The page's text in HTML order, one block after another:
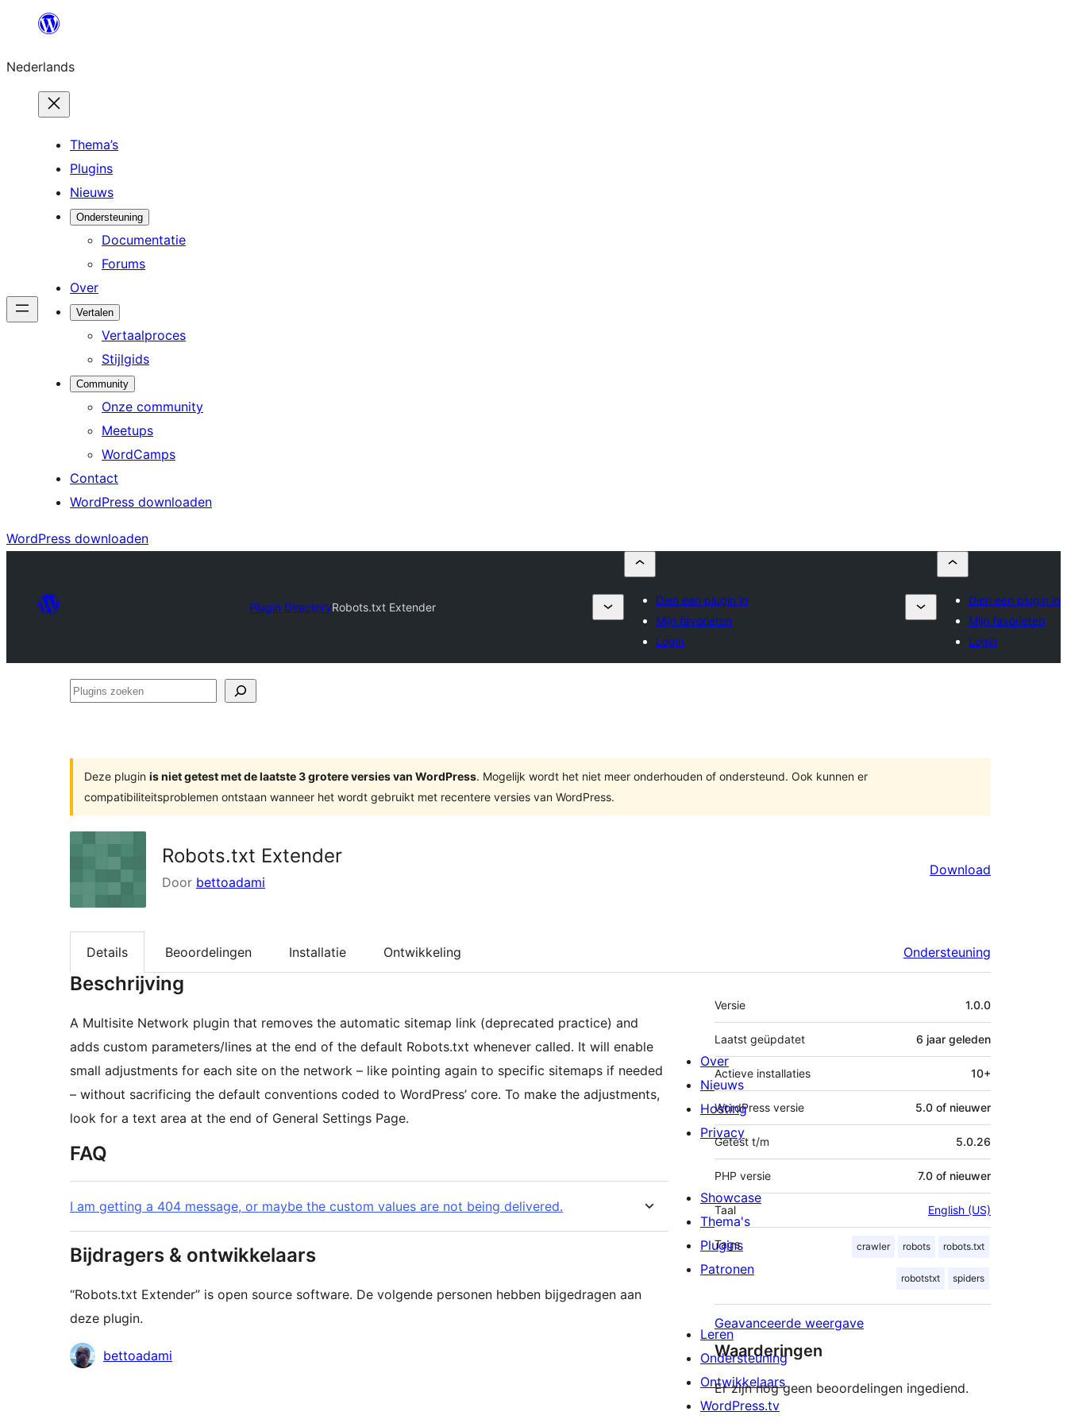
de
inhoud
Nederlands
Thema’s
Plugins
Nieuws
Ondersteuning
Documentatie
Forums
Over
Vertalen
Vertaalproces
Stijlgids
Community
Onze community
Meetups
WordCamps
Contact
WordPress downloaden
WordPress downloaden
Plugin DirectoryRobots.txt Extender
Dien een plugin in
Mijn favorieten
Login
Dien een plugin in
Mijn favorieten
Login
Plugins
Deze plugin is niet getest met de laatste 3 grotere versies van WordPress. Mogelijk wordt het niet meer onderhouden of ondersteund. Ook kunnen er
compatibiliteitsproblemen ontstaan wanneer het wordt gebruikt met recentere versies van WordPress.
Robots.txt Extender
Door bettoadami
Download
Details Beoordelingen Installatie Ontwikkeling Ondersteuning
Beschrijving
A Multisite Network plugin that removes the automatic sitemap link (deprecated practice) and
adds custom parameters/lines at the end of the default Robots.txt whenever called. It will enable
small adjustments for each site on the network – like pointing again to specific sitemaps if needed
– without sacrificing the default conventions coded to WordPress’ core. To make the adjustments,
look for a text area at the end of General Settings Page.
FAQ
I am getting a 404 message, or maybe the custom values are not being delivered.
Bijdragers & ontwikkelaars
“Robots.txt Extender” is open source software. De volgende personen hebben bijgedragen aan
deze plugin.
Bijdragersbettoadami
Meta
Versie 1.0.0
Laatst geüpdatet 6 jaar geleden
Actieve installaties 10+
WordPress versie 5.0 of nieuwer
Getest t/m 5.0.26
PHP versie 7.0 of nieuwer
Taal English (US)
Tags crawler robots robots.txt
robotstxt spiders
Geavanceerde weergave
Waarderingen
Er zijn nog geen beoordelingen ingediend.
Over
Nieuws
Hosting
Privacy
Showcase
Thema's
Plugins
Patronen
Leren
Ondersteuning
Ontwikkelaars
WordPress.tv